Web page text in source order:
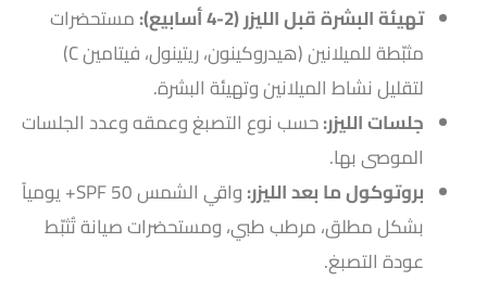
تهيئة البشرة قبل الليزر (2-4 أسابيع):
مستحضرات
مثبّطة للميلانين (هيدروكينون، ريتينول، فيتامين C)
لتقليل نشاط الميلانين وتهيئة البشرة.
جلسات الليزر:حسب نوع التصبغ وعمقه وعدد الجلسات
الموصى بها.
بروتوكول ما بعد الليزر:
واقي الشمس SPF 50+ يومياً
بشكل مطلق، مرطب طبي، ومستحضرات صيانة تُثبّط
عودة التصبغ.